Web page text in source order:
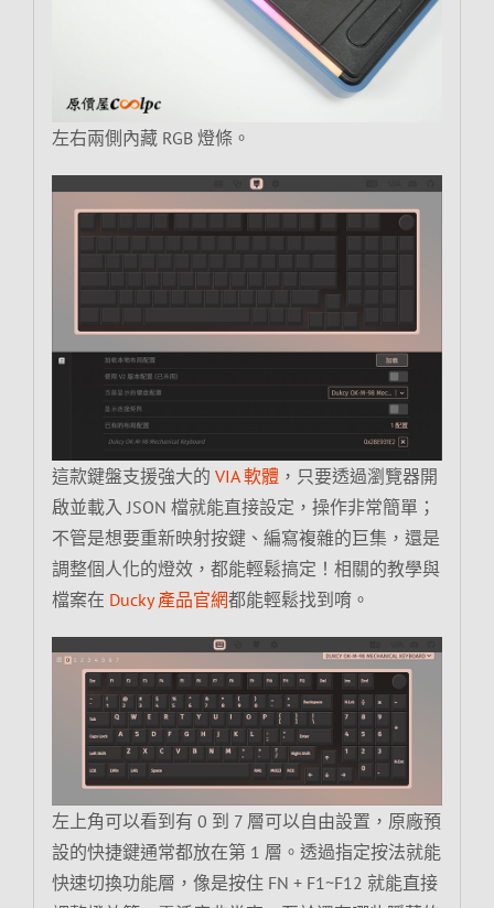
左右兩側內藏 RGB 燈條。
這款鍵盤支援強大的 VIA 軟體，只要透過瀏覽器開
啟並載入 JSON 檔就能直接設定，操作非常簡單；
不管是想要重新映射按鍵、編寫複雜的巨集，還是
調整個人化的燈效，都能輕鬆搞定！相關的教學與
檔案在 Ducky 產品官網都能輕鬆找到唷。
左上角可以看到有 0 到 7 層可以自由設置，原廠預
設的快捷鍵通常都放在第 1 層。透過指定按法就能
快速切換功能層，像是按住 FN + F1~F12 就能直接